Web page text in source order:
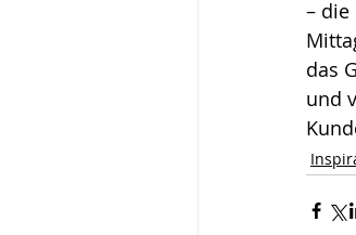
Leadership
Wirken,
– die
das
und